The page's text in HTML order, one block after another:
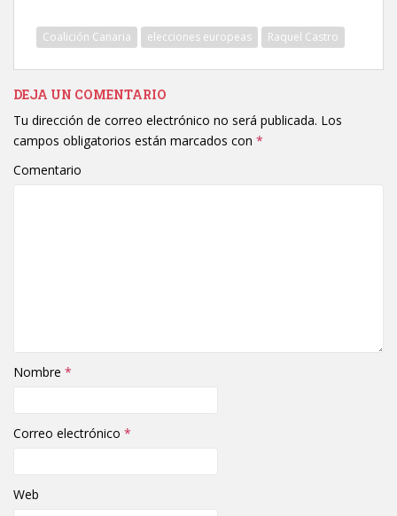
Coalición Canaria elecciones europeas Raquel Castro
DEJA UN COMENTARIO
Tu dirección de correo electrónico no será publicada. Los
campos obligatorios están marcados con *
Comentario
Nombre *
Correo electrónico *
Web